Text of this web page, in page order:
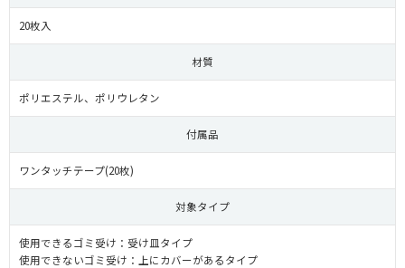
20枚入
材質
ポリエステル、ポリウレタン
付属品
ワンタッチテープ(20枚)
対象タイプ
使用できるゴミ受け：受け皿タイプ
使用できないゴミ受け：上にカバーがあるタイプ